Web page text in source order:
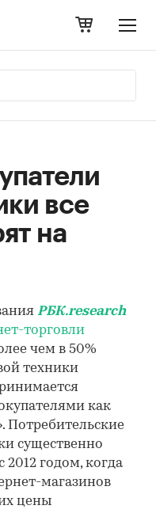
все
на
РБК.research
торговли
чем в 50%
техники
как
Потребительские
существенно
годом, когда
магазинов
цены